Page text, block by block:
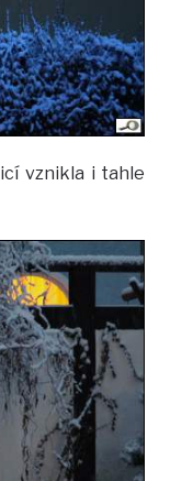
vznikla i tahle